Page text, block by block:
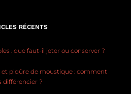
RÉCENTS
: que faut-il jeter ou conserver ?
et piqûre de moustique : comment
différencier ?